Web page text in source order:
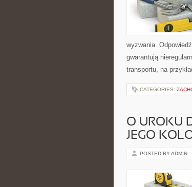
wyzwania.
gwarantują
transportu, na
CATEGORIES:
O UROKU
JEGO
POSTED BY ADMIN